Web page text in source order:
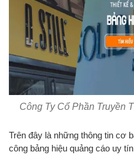
Công Ty Cổ Phần Truyền
Trên đây là những thông tin cơ
công bảng hiệu quảng cáo uy